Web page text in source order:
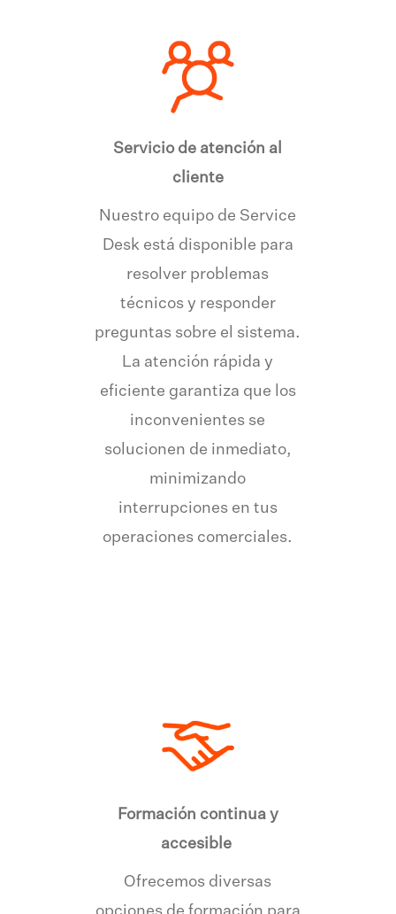
Servicio de atención al
cliente
Nuestro equipo de Service
Desk está disponible para
resolver problemas
técnicos y responder
preguntas sobre el sistema.
La atención rápida y
eficiente garantiza que los
inconvenientes se
solucionen de inmediato,
minimizando
interrupciones en tus
operaciones comerciales.
Formación continua y
accesible
Ofrecemos diversas